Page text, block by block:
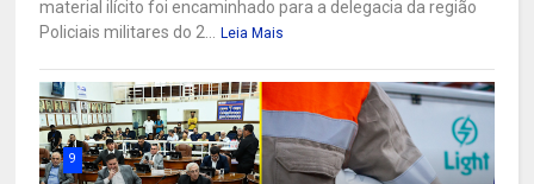
material ilícito foi encaminhado para a delegacia da região
Policiais militares do 2...
Leia Mais
9